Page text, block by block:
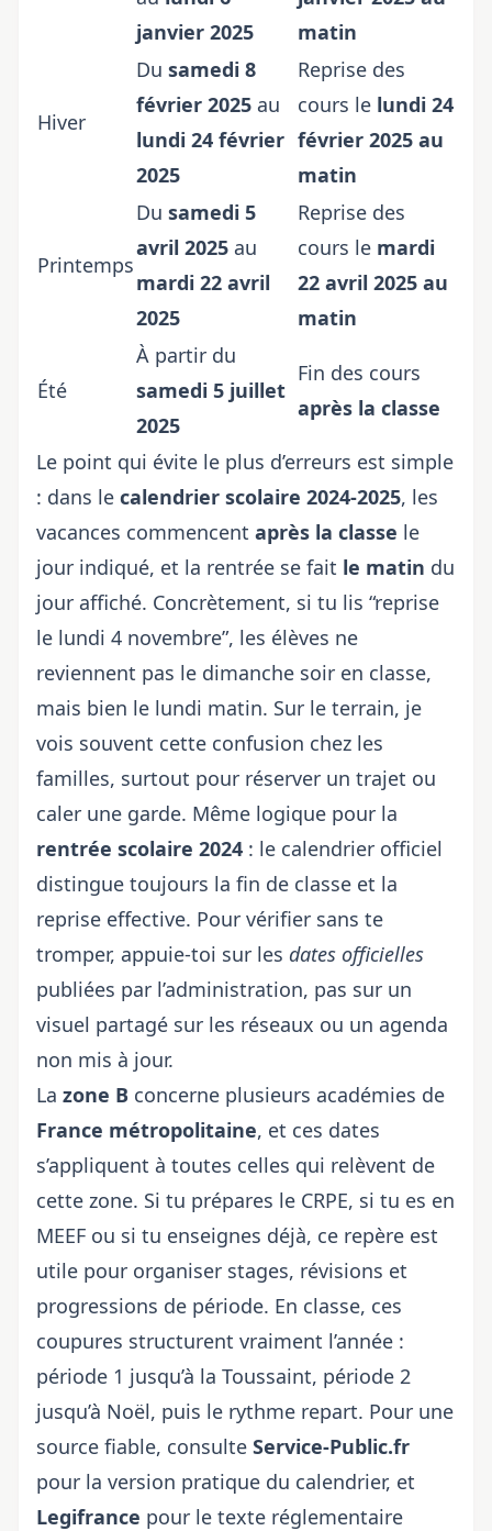
janvier 2025
matin
Hiver
Du samedi 8
février 2025 au
lundi 24 février
2025
Reprise des
cours le lundi 24
février 2025 au
matin
Printemps
Du samedi 5
avril 2025 au
mardi 22 avril
2025
Reprise des
cours le mardi
22 avril 2025 au
matin
Été
À partir du
samedi 5 juillet
2025
Fin des cours
après la classe
Le point qui évite le plus d’erreurs est simple
: dans le calendrier scolaire 2024-2025, les
vacances commencent après la classe le
jour indiqué, et la rentrée se fait le matin du
jour affiché. Concrètement, si tu lis “reprise
le lundi 4 novembre”, les élèves ne
reviennent pas le dimanche soir en classe,
mais bien le lundi matin. Sur le terrain, je
vois souvent cette confusion chez les
familles, surtout pour réserver un trajet ou
caler une garde. Même logique pour la
rentrée scolaire 2024 : le calendrier officiel
distingue toujours la fin de classe et la
reprise effective. Pour vérifier sans te
tromper, appuie-toi sur les dates officielles
publiées par l’administration, pas sur un
visuel partagé sur les réseaux ou un agenda
non mis à jour.
La zone B concerne plusieurs académies de
France métropolitaine, et ces dates
s’appliquent à toutes celles qui relèvent de
cette zone. Si tu prépares le CRPE, si tu es en
MEEF ou si tu enseignes déjà, ce repère est
utile pour organiser stages, révisions et
progressions de période. En classe, ces
coupures structurent vraiment l’année :
période 1 jusqu’à la Toussaint, période 2
jusqu’à Noël, puis le rythme repart. Pour une
source fiable, consulte Service-Public.fr
pour la version pratique du calendrier, et
Legifrance pour le texte réglementaire